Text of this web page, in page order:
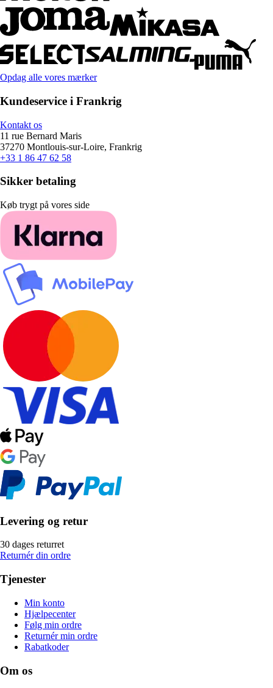
Opdag alle vores mærker
Kundeservice i Frankrig
Kontakt os
11 rue Bernard Maris
37270 Montlouis-sur-Loire, Frankrig
+33 1 86 47 62 58
Sikker betaling
Køb trygt på vores side
Levering og retur
30 dages returret
Returnér din ordre
Tjenester
Min konto
Hjælpecenter
Følg min ordre
Returnér min ordre
Rabatkoder
Om os